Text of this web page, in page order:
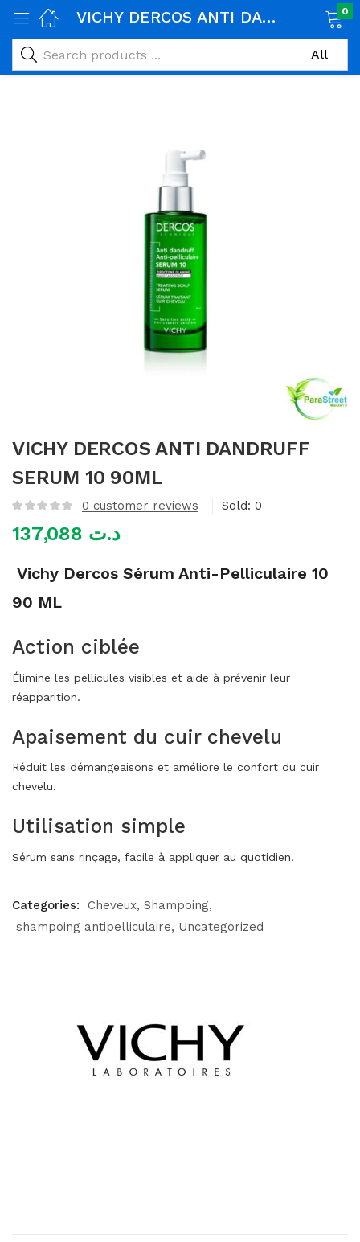
alimentaires)
VICHY DERCOS ANTI DANDRUFF SERUM 10 90ML 0
VICHY DERCOS ANTI DANDRUFF
SERUM 10 90ML
0 customer reviews Sold: 0
د.ت
Vichy Dercos Sérum Anti-Pelliculaire 10
90 ML
Action ciblée
Élimine les pellicules visibles et aide à prévenir leur
réapparition.
Apaisement du cuir chevelu
Réduit les démangeaisons et améliore le confort du cuir
chevelu.
Utilisation simple
Sérum sans rinçage, facile à appliquer au quotidien.
Categories: Cheveux Shampoing
shampoing antipelliculaire
Uncategorized